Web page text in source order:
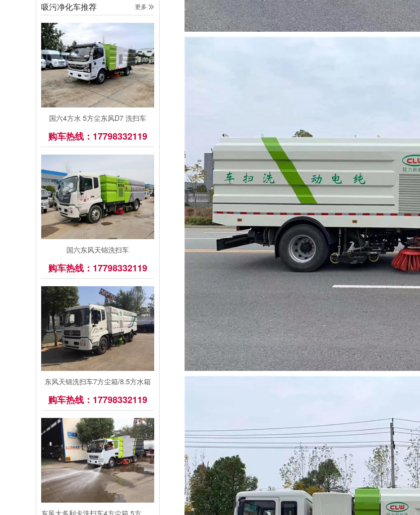
吸污净化车推荐 更多 
国六4方水 5方尘东风D7 洗扫车
购车热线：17798332119
国六东风天锦洗扫车
购车热线：17798332119
东风天锦洗扫车7方尘箱/8.5方水箱
购车热线：17798332119